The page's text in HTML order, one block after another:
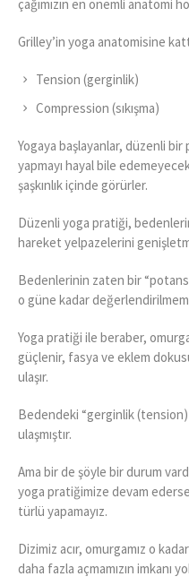
çağımızın en önemli anatomi
Grilley’in yoga anatomisine
Tension (gerginlik)
Compression (sıkışma)
Yogaya başlayanlar, düzenli
yapmayı hayal bile
şaşkınlık içinde görürler.
Düzenli yoga pratiği,
hareket yelpazelerini
Bedenlerinin zaten bir
o güne kadar
Yoga pratiği ile beraber,
güçlenir, fasya ve eklem
ulaşır.
Bedendeki “gerginlik
ulaşmıştır.
Ama bir de şöyle bir durum
yoga pratiğimize devam
türlü yapamayız.
Dizimiz acır, omurgamız o
daha fazla açmamızın imkanı